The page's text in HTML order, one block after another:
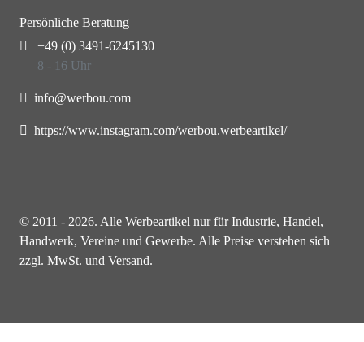
Persönliche Beratung
+49 (0) 3491-6245130
8 - 16 Uhr
info@werbou.com
https://www.instagram.com/werbou.werbeartikel/
© 2011 - 2026. Alle Werbeartikel nur für Industrie, Handel,
Handwerk, Vereine und Gewerbe. Alle Preise verstehen sich
zzgl. MwSt. und Versand.